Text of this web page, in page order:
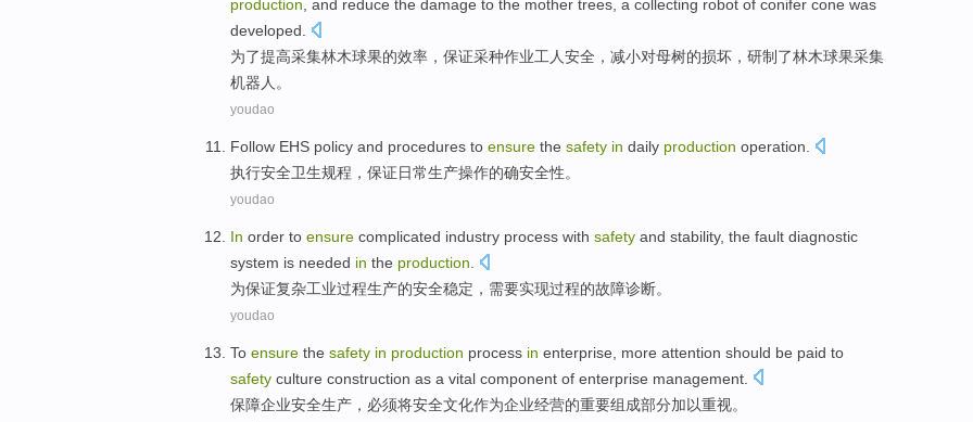
production , and reduce the damage to the mother trees , a collecting robot of conifer cone was
developed
为了提高采集林木球果的效率 ， 保证采种作业工人安全 ， 减小对母树的损坏 ， 研制了林木球果采集
机器人 。
youdao
Follow EHS policy and procedures to ensure the safety in daily production operation
执行安全卫生规程 ， 保证日常生产操作的确安全性。
youdao
In order to ensure complicated industry process with safety and stability, the fault diagnostic
system is needed in the production
为保证复杂工业过程生产的安全稳定 ， 需要实现过程的故障诊断。
youdao
To ensure the safety in production process in enterprise , more attention should be paid to
safety culture construction as a vital component of enterprise management
保障企业安全生产 ，必须将安全文化作为企业经营的重要组成部分加以重视。